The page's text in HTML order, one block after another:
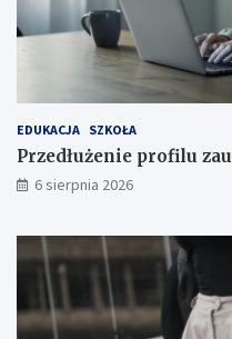
EDUKACJA SZKOŁA
Przedłużenie profilu
6 sierpnia 2026